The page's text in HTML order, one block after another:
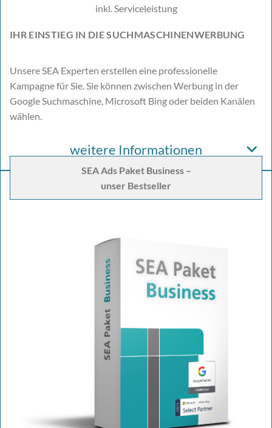
inkl. Serviceleistung
IHR EINSTIEG IN DIE SUCHMASCHINENWERBUNG
Unsere SEA Experten erstellen eine professionelle
Kampagne für Sie. Sie können zwischen Werbung in der
Google Suchmaschine, Microsoft Bing oder beiden Kanälen
wählen.
weitere Informationen
SEA Ads Paket Business –
unser Bestseller